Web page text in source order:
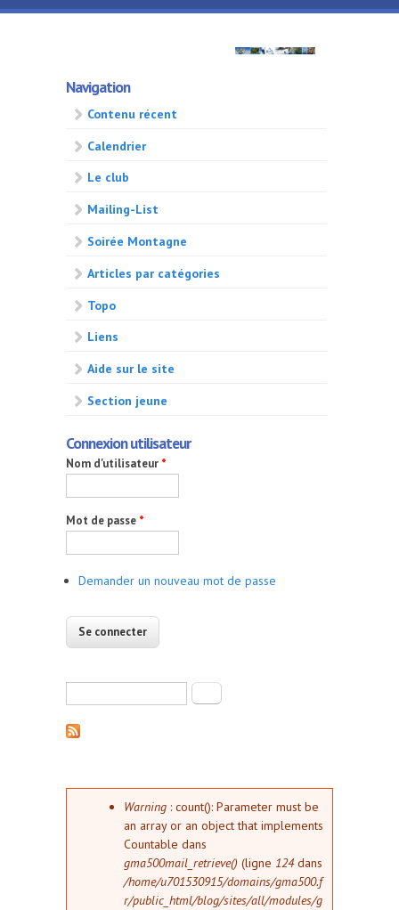
Aller au contenu principal
GMA
500
Navigation
Contenu récent
Calendrier
Le club
Mailing-List
Soirée Montagne
Articles par catégories
Topo
Liens
Aide sur le site
Section jeune
Connexion utilisateur
Nom d'utilisateur *
Mot de passe *
Demander un nouveau mot de passe
Formulaire de rechercheRechercher
Message d'erreur
Warning : count(): Parameter must be
an array or an object that implements
Countable dans
gma500mail_retrieve() (ligne 124dans
/home/u701530915/domains/gma500.f
r/public_html/blog/sites/all/modules/g